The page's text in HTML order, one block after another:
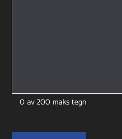
0 av 200 maks tegn